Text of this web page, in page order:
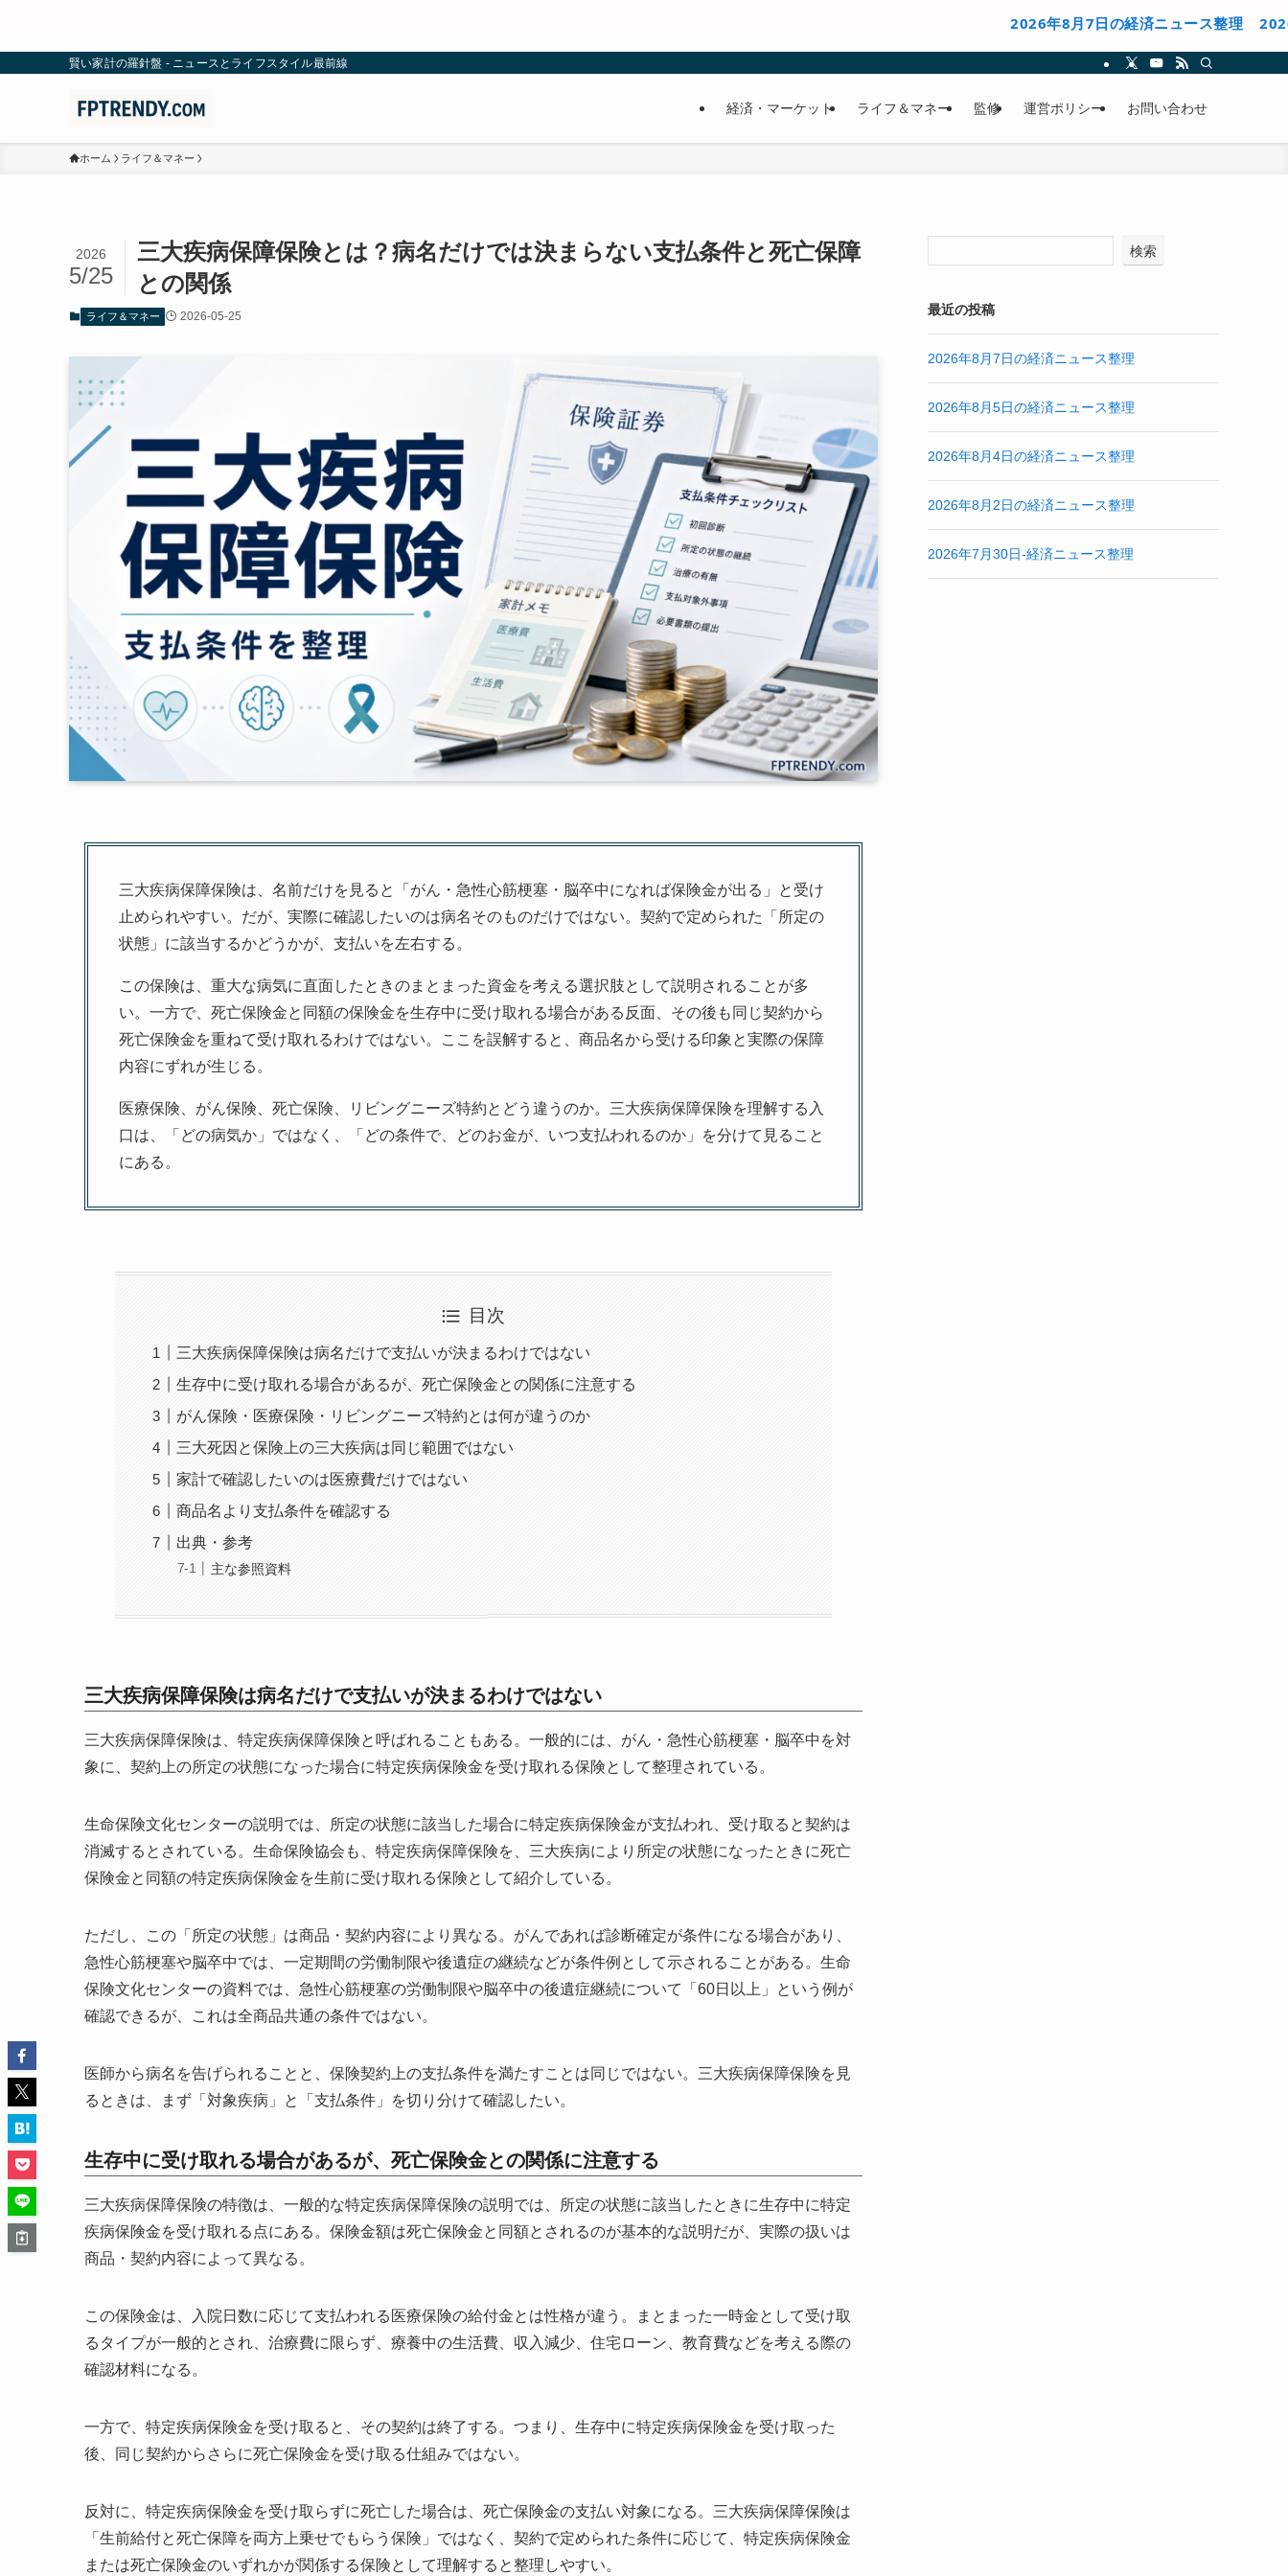
2026年8月7日の経済ニュース整理 2026年8月5
賢い家計の羅針盤 - ニュースとライフスタイル最前線
経済・マーケット ライフ＆マネー 監修 運営ポリシー お問い合わせ
ホーム ライフ＆マネー
三大疾病保障保険とは？病名だけでは決まらない支払条件と死亡保障
との関係
2026
5/25
ライフ＆マネー 2026-05-25
三大疾病保障保険は、名前だけを見ると「がん・急性心筋梗塞・脳卒中になれば保険金が出る」と受け
止められやすい。だが、実際に確認したいのは病名そのものだけではない。契約で定められた「所定の
状態」に該当するかどうかが、支払いを左右する。
この保険は、重大な病気に直面したときのまとまった資金を考える選択肢として説明されることが多
い。一方で、死亡保険金と同額の保険金を生存中に受け取れる場合がある反面、その後も同じ契約から
死亡保険金を重ねて受け取れるわけではない。ここを誤解すると、商品名から受ける印象と実際の保障
内容にずれが生じる。
医療保険、がん保険、死亡保険、リビングニーズ特約とどう違うのか。三大疾病保障保険を理解する入
口は、「どの病気か」ではなく、「どの条件で、どのお金が、いつ支払われるのか」を分けて見ること
にある。
目次
三大疾病保障保険は病名だけで支払いが決まるわけではない
生存中に受け取れる場合があるが、死亡保険金との関係に注意する
がん保険・医療保険・リビングニーズ特約とは何が違うのか
三大死因と保険上の三大疾病は同じ範囲ではない
家計で確認したいのは医療費だけではない
商品名より支払条件を確認する
出典・参考
主な参照資料
三大疾病保障保険は病名だけで支払いが決まるわけではない
三大疾病保障保険は、特定疾病保障保険と呼ばれることもある。一般的には、がん・急性心筋梗塞・脳卒中を対
象に、契約上の所定の状態になった場合に特定疾病保険金を受け取れる保険として整理されている。
生命保険文化センターの説明では、所定の状態に該当した場合に特定疾病保険金が支払われ、受け取ると契約は
消滅するとされている。生命保険協会も、特定疾病保障保険を、三大疾病により所定の状態になったときに死亡
保険金と同額の特定疾病保険金を生前に受け取れる保険として紹介している。
ただし、この「所定の状態」は商品・契約内容により異なる。がんであれば診断確定が条件になる場合があり、
急性心筋梗塞や脳卒中では、一定期間の労働制限や後遺症の継続などが条件例として示されることがある。生命
保険文化センターの資料では、急性心筋梗塞の労働制限や脳卒中の後遺症継続について「60日以上」という例が
確認できるが、これは全商品共通の条件ではない。
医師から病名を告げられることと、保険契約上の支払条件を満たすことは同じではない。三大疾病保障保険を見
るときは、まず「対象疾病」と「支払条件」を切り分けて確認したい。
生存中に受け取れる場合があるが、死亡保険金との関係に注意する
三大疾病保障保険の特徴は、一般的な特定疾病保障保険の説明では、所定の状態に該当したときに生存中に特定
疾病保険金を受け取れる点にある。保険金額は死亡保険金と同額とされるのが基本的な説明だが、実際の扱いは
商品・契約内容によって異なる。
この保険金は、入院日数に応じて支払われる医療保険の給付金とは性格が違う。まとまった一時金として受け取
るタイプが一般的とされ、治療費に限らず、療養中の生活費、収入減少、住宅ローン、教育費などを考える際の
確認材料になる。
一方で、特定疾病保険金を受け取ると、その契約は終了する。つまり、生存中に特定疾病保険金を受け取った
後、同じ契約からさらに死亡保険金を受け取る仕組みではない。
反対に、特定疾病保険金を受け取らずに死亡した場合は、死亡保険金の支払い対象になる。三大疾病保障保険は
「生前給付と死亡保障を両方上乗せでもらう保険」ではなく、契約で定められた条件に応じて、特定疾病保険金
または死亡保険金のいずれかが関係する保険として理解すると整理しやすい。
検索
最近の投稿
2026年8月7日の経済ニュース整理
2026年8月5日の経済ニュース整理
2026年8月4日の経済ニュース整理
2026年8月2日の経済ニュース整理
2026年7月30日-経済ニュース整理